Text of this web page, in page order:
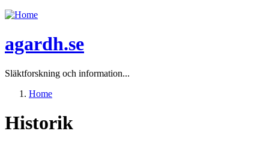
Jump to navigation
agardh.se
Släktforskning och information...
Home
Historik